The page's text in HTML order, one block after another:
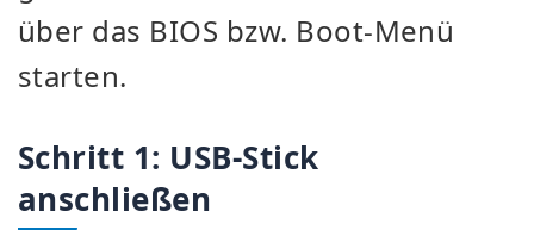
über das BIOS bzw. Boot-Menü
starten.
Schritt 1: USB-Stick
anschließen